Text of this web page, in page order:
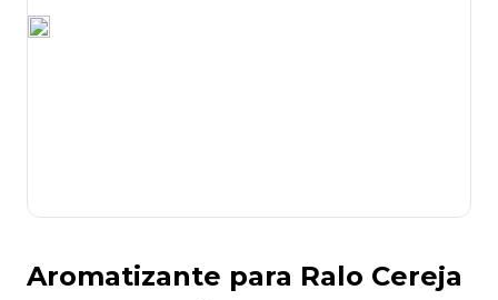
Aromatizante para Ralo Cereja
8